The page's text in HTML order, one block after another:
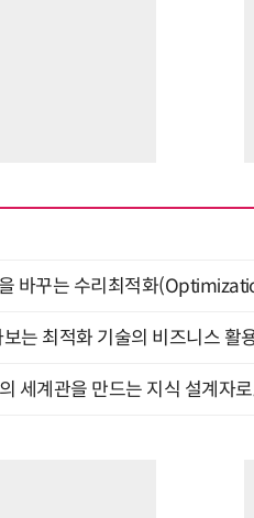
바꾸는 수리최적화
는 최적화 기술의 비즈니스 활
세계관을 만드는 지식 설계자